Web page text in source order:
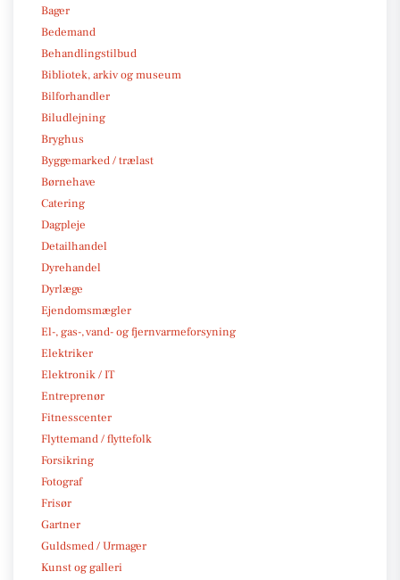
Bager
Bedemand
Behandlingstilbud
Bibliotek, arkiv og museum
Bilforhandler
Biludlejning
Bryghus
Byggemarked / trælast
Børnehave
Catering
Dagpleje
Detailhandel
Dyrehandel
Dyrlæge
Ejendomsmægler
El-, gas-, vand- og fjernvarmeforsyning
Elektriker
Elektronik / IT
Entreprenør
Fitnesscenter
Flyttemand / flyttefolk
Forsikring
Fotograf
Frisør
Gartner
Guldsmed / Urmager
Kunst og galleri